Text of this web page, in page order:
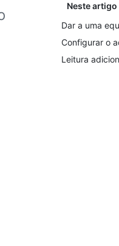
Neste artigo
Dar a uma
Configurar o
Leitura